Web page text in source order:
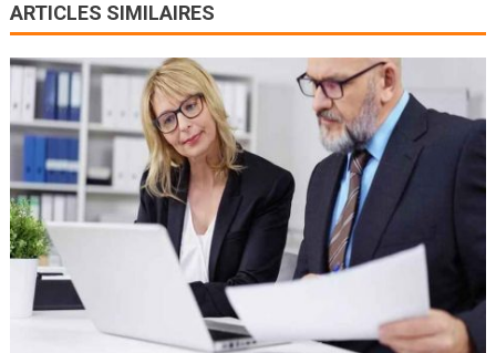
ARTICLES SIMILAIRES